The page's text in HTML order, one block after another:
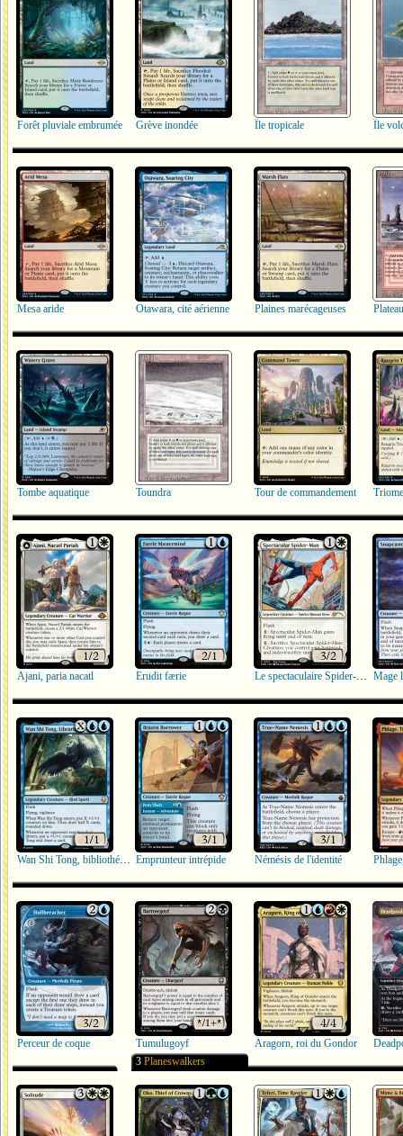
Forêt pluviale embrumée Grève inondée Île tropicale Île
Mesa aride Otawara, cité aérienne Plaines marécageuses Plateau
Tombe aquatique Toundra Tour de commandement
Ajani, paria nacatl Érudit færie Le spectaculaire Spider-Man Mage
Wan Shi Tong, bibliothécaire Emprunteur intrépide Némésis de l'identité
Perceur de coque Tumulugoyf Aragorn, roi du Gondor
3 Planeswalkers